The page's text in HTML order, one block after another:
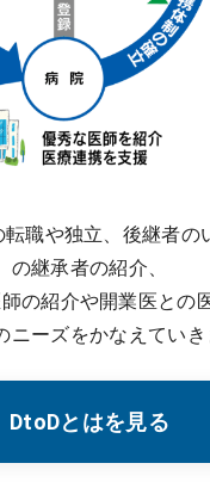
職や独立、後継者の
の継承者の紹介、
の紹介や開業医との
ニーズをかなえていき
DtoDとはを見る